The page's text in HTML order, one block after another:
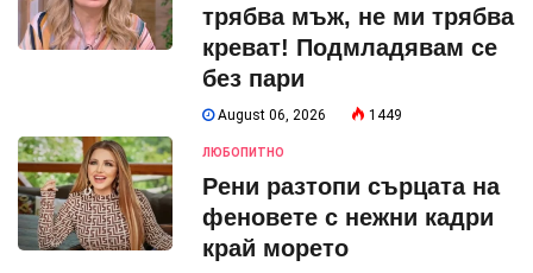
трябва мъж, не ми трябва
креват! Подмладявам се
без пари
August 06, 2026 1449
ЛЮБОПИТНО
Рени разтопи сърцата на
феновете с нежни кадри
край морето